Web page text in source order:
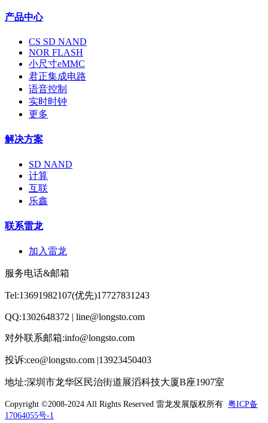
产品中心
CS SD NAND
NOR FLASH
小尺寸eMMC
君正集成电路
语音控制
实时时钟
更多
解决方案
SD NAND
计算
互联
乐鑫
联系雷龙
加入雷龙
服务电话&邮箱
Tel:13691982107(优先)17727831243
QQ:1302648372 | line@longsto.com
对外联系邮箱:info@longsto.com
投诉:ceo@longsto.com |13923450403
地址:深圳市龙华区民治街道展滔科技大厦B座1907室
Copyright ©2008-2024 All Rights Reserved 雷龙发展版权所有 粤ICP备
17064055号-1